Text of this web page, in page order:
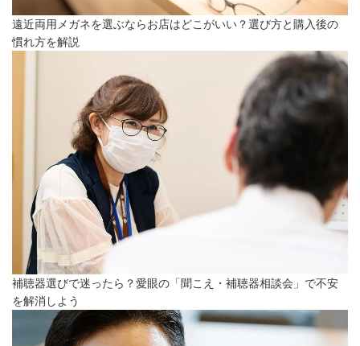
遠近両用メガネを選ぶならお店はどこがいい？選び方と購入後の
慣れ方を解説
補聴器選びで迷ったら？愛眼の「聞こえ・補聴器相談会」で不安
を解消しよう